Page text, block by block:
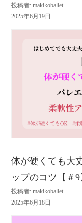
投稿者: makikoballet
2025年6月19日
体が硬くても大
ップのコツ【＃9
投稿者: makikoballet
2025年6月18日